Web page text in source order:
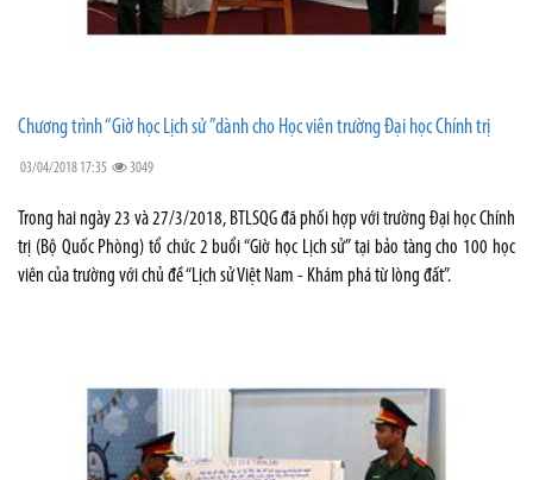
Chương trình “Giờ học Lịch sử ”dành cho Học viên trường Đại học Chính trị
03/04/2018 17:35 3049
Trong hai ngày 23 và 27/3/2018, BTLSQG đã phối hợp với trường Đại học Chính
trị (Bộ Quốc Phòng) tổ chức 2 buổi “Giờ học Lịch sử” tại bảo tàng cho 100 học
viên của trường với chủ đề “Lịch sử Việt Nam - Khám phá từ lòng đất”.